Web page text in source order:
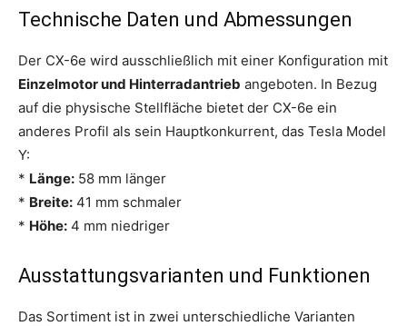
Technische Daten und Abmessungen
Der CX-6e wird ausschließlich mit einer Konfiguration mit
Einzelmotor und Hinterradantrieb angeboten. In Bezug
auf die physische Stellfläche bietet der CX-6e ein
anderes Profil als sein Hauptkonkurrent, das Tesla Model
Y:
* Länge: 58 mm länger
* Breite: 41 mm schmaler
* Höhe: 4 mm niedriger
Ausstattungsvarianten und Funktionen
Das Sortiment ist in zwei unterschiedliche Varianten